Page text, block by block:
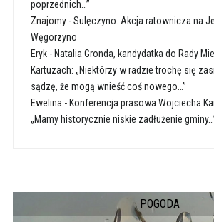
poprzednich…”
Znajomy-Sulęczyno. Akcja ratownicza na
Węgorzyno
Eryk- Natalia Gronda, kandydatka do Rady
Kartuzach: „Niektórzy w radzie trochę się
sądzę, że mogą wnieść coś nowego…”
Ewelina - Konferencja prasowa Wojciecha
„Mamy historycznie niskie zadłużenie
POGODA